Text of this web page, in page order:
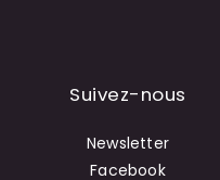
Suivez-nous
Newsletter
Facebook